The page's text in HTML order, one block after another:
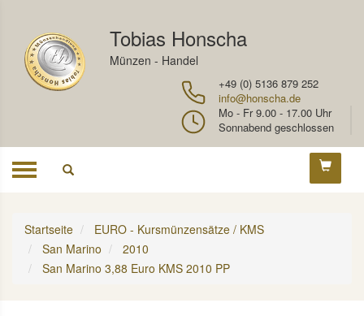
Tobias Honscha
Münzen - Handel
+49 (0) 5136 879 252
info@honscha.de
Mo - Fr 9.00 - 17.00 Uhr
Sonnabend geschlossen
Toggle
Startseite
EURO - Kursmünzensätze / KMS
San Marino
2010
San Marino 3,88 Euro KMS 2010 PP